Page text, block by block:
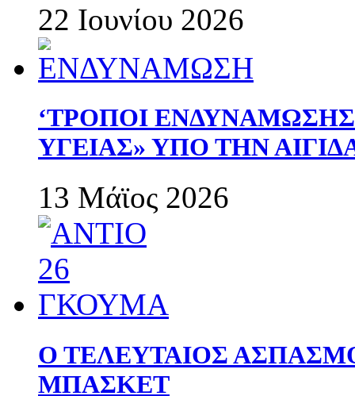
22 Ιουνίου 2026
‘ΤΡΟΠΟΙ
ΥΓΕΙΑΣ» ΥΠΟ ΤΗΝ
13 Μάϊος 2026
Ο ΤΕΛΕΥΤΑΙΟΣ
ΜΠΑΣΚΕΤ